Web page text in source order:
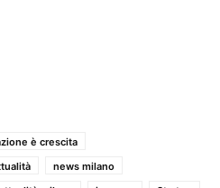
è crescita
news milano